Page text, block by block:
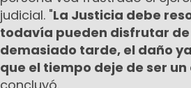
judicial. "La Justicia debe
todavía pueden disfrutar de
demasiado tarde, el daño
que el tiempo deje de ser